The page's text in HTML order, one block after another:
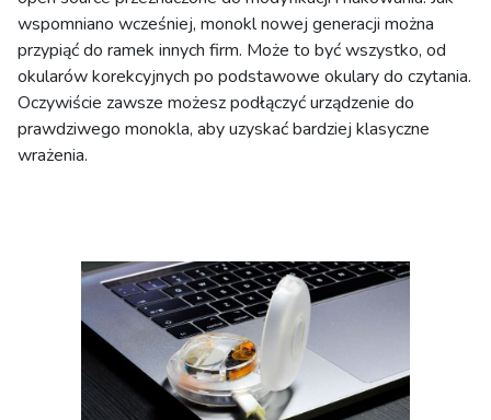
wspomniano wcześniej, monokl nowej generacji można
przypiąć do ramek innych firm. Może to być wszystko, od
okularów korekcyjnych po podstawowe okulary do czytania.
Oczywiście zawsze możesz podłączyć urządzenie do
prawdziwego monokla, aby uzyskać bardziej klasyczne
wrażenia.